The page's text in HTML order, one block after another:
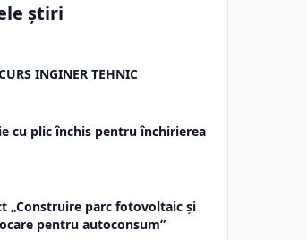
știri
INGINER TEHNIC
cu plic închis pentru închirierea
„Construire parc fotovoltaic și
pentru autoconsum”